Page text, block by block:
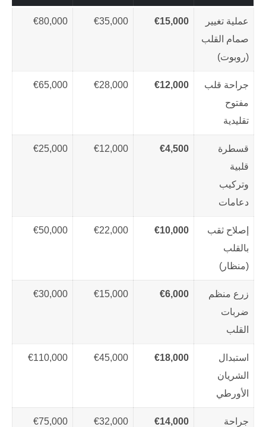
عملية تغيير
صمام القلب
(روبوت)
€15,000
€35,000
€80,000
جراحة قلب
مفتوح
تقليدية
€12,000
€28,000
€65,000
قسطرة
قلبية
وتركيب
دعامات
€4,500
€12,000
€25,000
إصلاح ثقب
بالقلب
(منظار)
€10,000
€22,000
€50,000
زرع منظم
ضربات
القلب
€6,000
€15,000
€30,000
استبدال
الشريان
الأورطي
€18,000
€45,000
€110,000
جراحة
€14,000
€32,000
€75,000